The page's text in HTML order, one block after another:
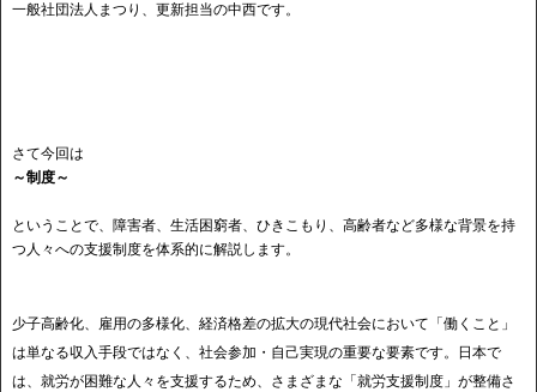
一般社団法人まつり、更新担当の中西です。
さて今回は
～制度～
ということで、障害者、生活困窮者、ひきこもり、高齢者など多様な背景を持
つ人々への支援制度を体系的に解説します。
少子高齢化、雇用の多様化、経済格差の拡大の現代社会において「働くこと」
は単なる収入手段ではなく、社会参加・自己実現の重要な要素です。日本で
は、就労が困難な人々を支援するため、さまざまな「就労支援制度」が整備さ